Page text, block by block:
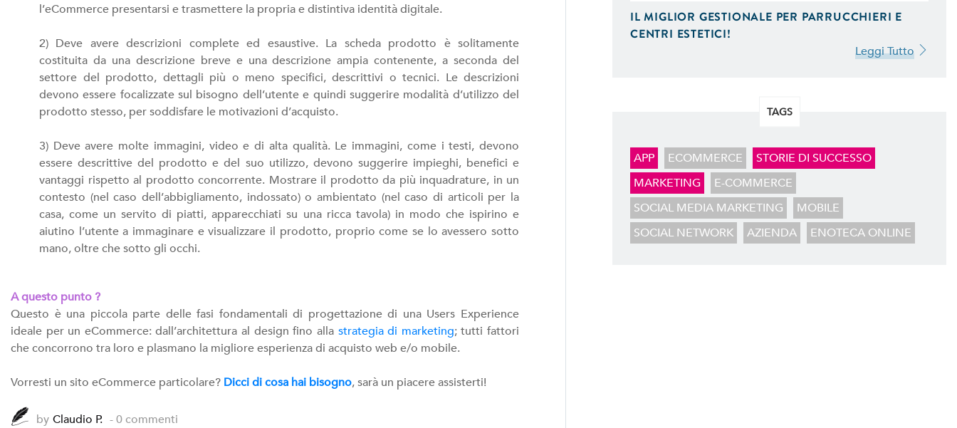
l’eCommerce presentarsi e trasmettere la propria e distintiva identità digitale.
2) Deve avere descrizioni complete ed esaustive. La scheda prodotto è solitamente
costituita da una descrizione breve e una descrizione ampia contenente, a seconda del
settore del prodotto, dettagli più o meno specifici, descrittivi o tecnici. Le descrizioni
devono essere focalizzate sul bisogno dell’utente e quindi suggerire modalità d’utilizzo del
prodotto stesso, per soddisfare le motivazioni d’acquisto.
3) Deve avere molte immagini, video e di alta qualità. Le immagini, come i testi, devono
essere descrittive del prodotto e del suo utilizzo, devono suggerire impieghi, benefici e
vantaggi rispetto al prodotto concorrente. Mostrare il prodotto da più inquadrature, in un
contesto (nel caso dell’abbigliamento, indossato) o ambientato (nel caso di articoli per la
casa, come un servito di piatti, apparecchiati su una ricca tavola) in modo che ispirino e
aiutino l’utente a immaginare e visualizzare il prodotto, proprio come se lo avessero sotto
mano, oltre che sotto gli occhi.
A questo punto ?
Questo è una piccola parte delle fasi fondamentali di progettazione di una Users Experience
ideale per un eCommerce: dall’architettura al design fino alla strategia di marketing; tutti fattori
che concorrono tra loro e plasmano la migliore esperienza di acquisto web e/o mobile.
Vorresti un sito eCommerce particolare? Dicci di cosa hai bisogno, sarà un piacere assisterti!
by Claudio P. - 0 commenti
IL MIGLIOR GESTIONALE PER PARRUCCHIERI E
CENTRI ESTETICI!
Leggi Tutto
TAGS
APP ECOMMERCE
STORIE DI SUCCESSO
MARKETING
E-COMMERCE
SOCIAL MEDIA MARKETING
MOBILE
SOCIAL NETWORK
AZIENDA ENOTECA ONLINE